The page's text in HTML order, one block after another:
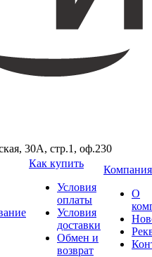
30А, стр.1, оф.230
Как купить
Условия
оплаты
Условия
доставки
Обмен и
возврат
Компания
О